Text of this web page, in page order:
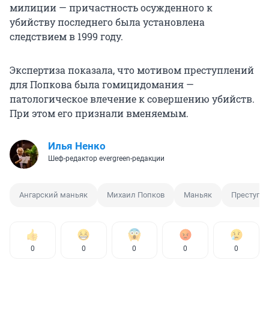
милиции — причастность осужденного к
убийству последнего была установлена
следствием в 1999 году.
Экспертиза показала, что мотивом преступлений
для Попкова была гомицидомания —
патологическое влечение к совершению убийств.
При этом его признали вменяемым.
Илья Ненко
Шеф-редактор evergreen-редакции
Ангарский маньяк Михаил Попков Маньяк
0 0 0 0 0